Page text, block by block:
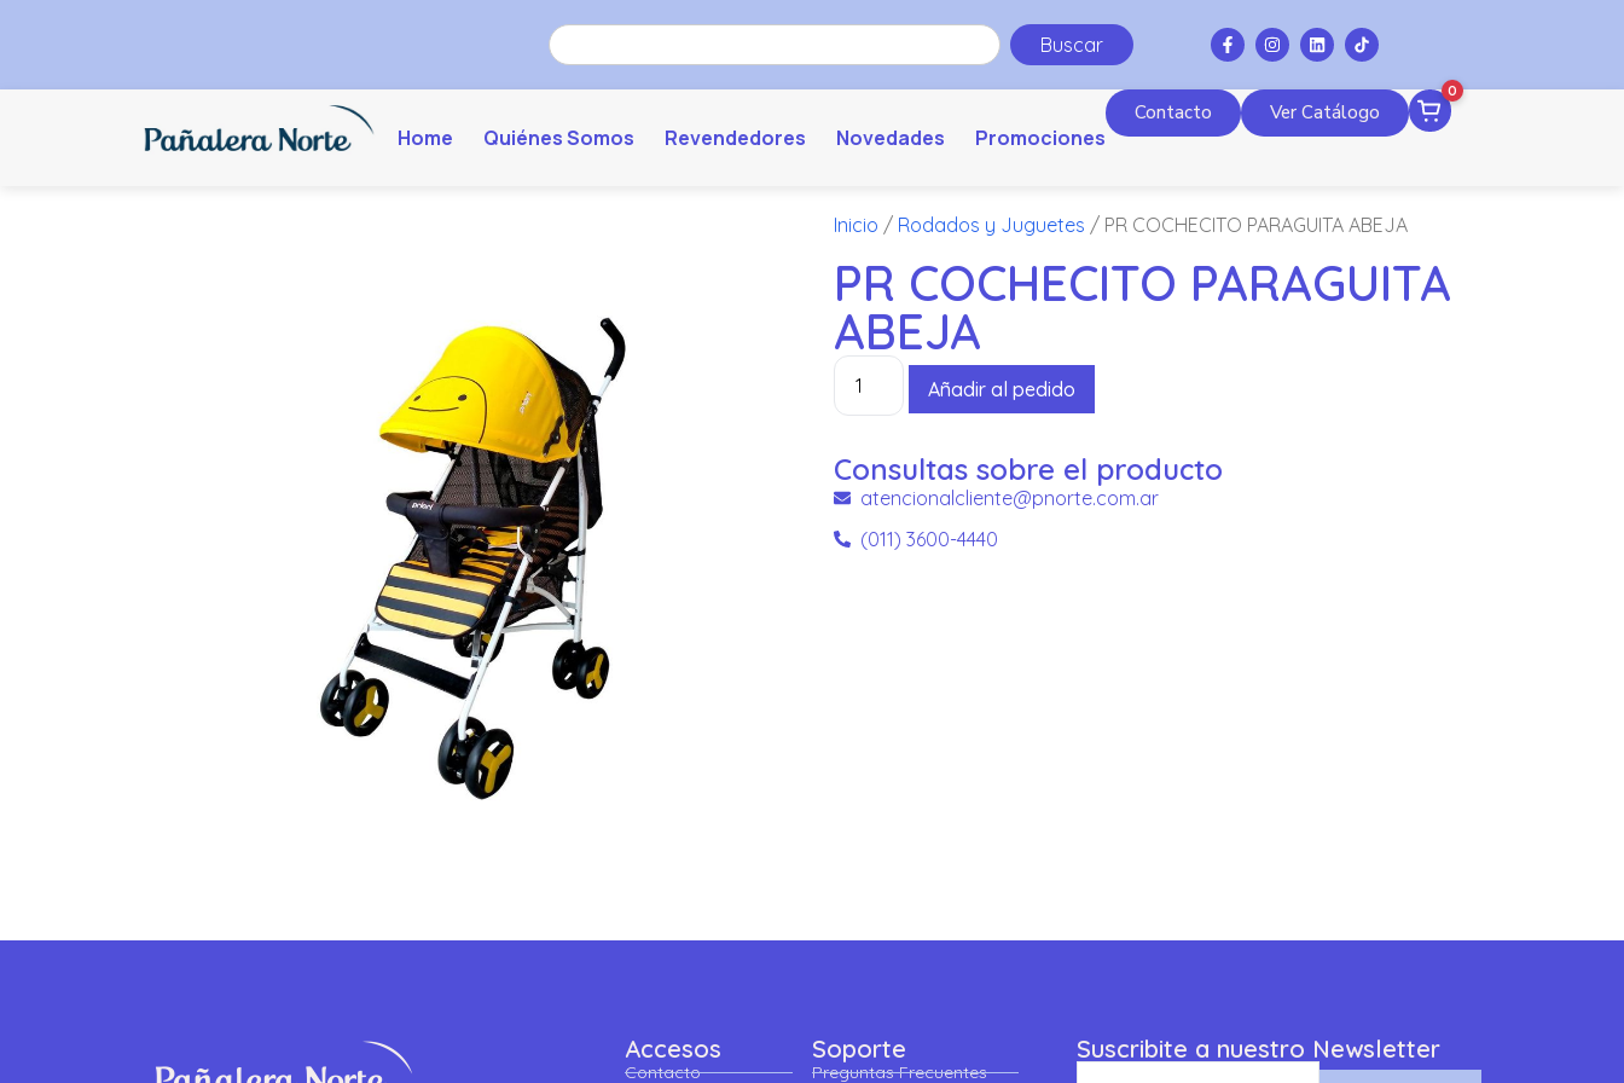
Buscar
Home Quiénes Somos Revendedores Novedades Promociones
Contacto Ver Catálogo
0
Inicio / Rodados y Juguetes / PR COCHECITO PARAGUITA ABEJA
PR COCHECITO PARAGUITA
ABEJA
Añadir al pedido
Consultas sobre el producto
atencionalcliente@pnorte.com.ar
(011) 3600-4440
Accesos
Contacto
Soporte
Preguntas Frecuentes
Suscribite a nuestro Newsletter